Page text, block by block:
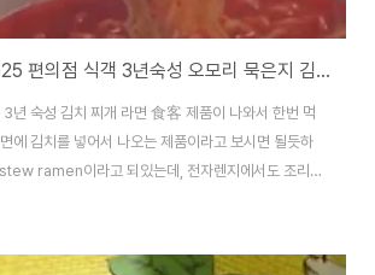
김치찌개라면, GS25 편의점 식객 3년숙성 오모리 묵은지 김치 컵라면 시식기
년 숙성 김치 찌개 라면 食客 제품이 나와서 한번 먹
에 김치를 넣어서 나오는 제품이라고 보시면 될듯하
ramen이라고 되있는데, 전자렌지에서도 조리
격은 1500원이고, 통신사 카드 할인도 됩니다~ 오
요~ GS25 편의점이나 슈퍼마켓에서만 판매를 하는